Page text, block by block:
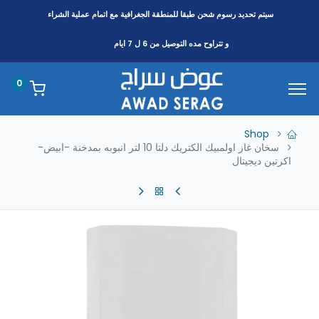
سيتم تحديد رسوم شحن طبقا للمنطقةالجغرافية مع اتمام عملية الشراء
و تتراوح مده التوصيل من 6 ل 7 ايام
0
Shop
سخان غاز اولمبيك الكتريك دلتا 10 لتر انبوبه بمدخنة -ابيض-
اكرتين ديجيتال